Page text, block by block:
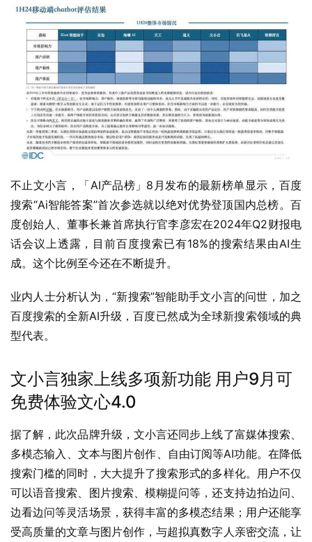
不止文小言，「AI产品榜」8月发布的最新榜单显示，百度
搜索“Ai智能答案”首次参选就以绝对优势登顶国内总榜。百
度创始人、董事长兼首席执行官李彦宏在2024年Q2财报电
话会议上透露，目前百度搜索已有18%的搜索结果由AI生
成。这个比例至今还在不断提升。
业内人士分析认为，“新搜索”智能助手文小言的问世，加之
百度搜索的全新AI升级，百度已然成为全球新搜索领域的典
型代表。
文小言独家上线多项新功能 用户9月可
免费体验文心4.0
据了解，此次品牌升级，文小言还同步上线了富媒体搜索、
多模态输入、文本与图片创作、自由订阅等AI功能。在降低
搜索门槛的同时，大大提升了搜索形式的多样化。用户不仅
可以语音搜索、图片搜索、模糊提问等，还支持边拍边问、
边看边问等灵活场景，获得丰富的多模态结果；用户还能享
受高质量的文章与图片创作，与超拟真数字人亲密交流，让